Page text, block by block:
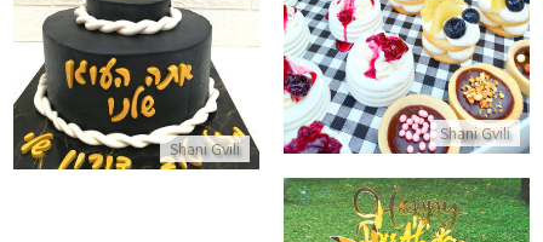
Shani Gvili
התקשר/י
Shani Gvili
עוגה לגבר אתה העוגן שלנו
התקשר/י